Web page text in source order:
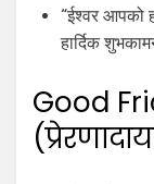
“ईश्वर आपको
हार्दिक
Good